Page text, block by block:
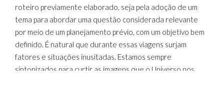
roteiro previamente elaborado, seja pela adoção de um
tema para abordar uma questão considerada relevante
por meio de um planejamento prévio, com um objetivo bem
definido. É natural que durante essas viagens surjam
fatores e situações inusitadas. Estamos sempre
sintonizados para curtir as imagens que o Universo nos